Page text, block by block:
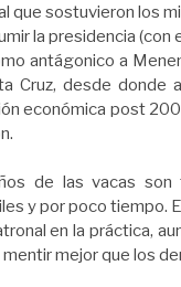
que sostuvieron los
la presidencia
antágonico a
Cruz, desde donde
económica post
de las vacas
y por poco tiempo.
en la práctica,
mejor que los